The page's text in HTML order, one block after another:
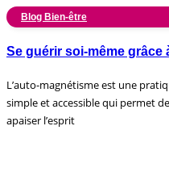
Blog Bien-être
Se guérir soi-même grâce
L’auto-magnétisme est une
simple et accessible qui permet
apaiser l’esprit